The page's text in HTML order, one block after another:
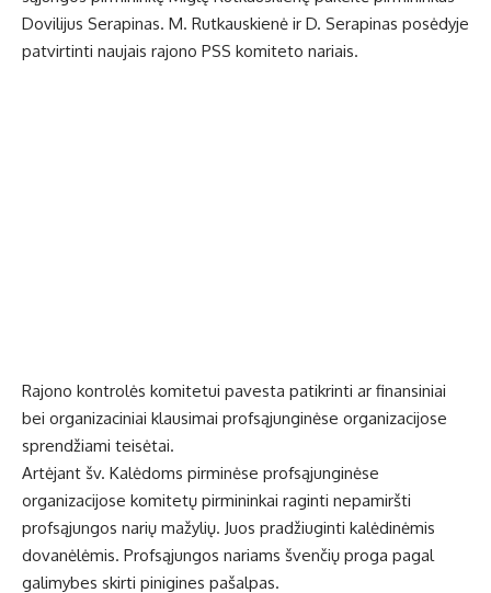
Dovilijus Serapinas. M. Rutkauskienė ir D. Serapinas posėdyje
patvirtinti naujais rajono PSS komiteto nariais.
Rajono kontrolės komitetui pavesta patikrinti ar finansiniai
bei organizaciniai klausimai profsąjunginėse organizacijose
sprendžiami teisėtai.
Artėjant šv. Kalėdoms pirminėse profsąjunginėse
organizacijose komitetų pirmininkai raginti nepamiršti
profsąjungos narių mažylių. Juos pradžiuginti kalėdinėmis
dovanėlėmis. Profsąjungos nariams švenčių proga pagal
galimybes skirti pinigines pašalpas.